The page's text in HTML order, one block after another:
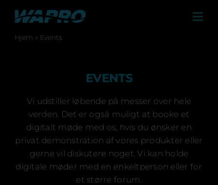
content
Referencer
Kontakt
Om os
Forhandlere
Nyheder & Presse
Hjem » Events
EVENTS
Vi udstiller løbende på messer over hele
verden. Det er også muligt at booke et
digitalt møde med os, hvis du ønsker en
privat demonstration af vores produkter eller
gerne vil diskutere noget. Vi kan holde
digitale møder med en enkeltperson eller for
et større forum.